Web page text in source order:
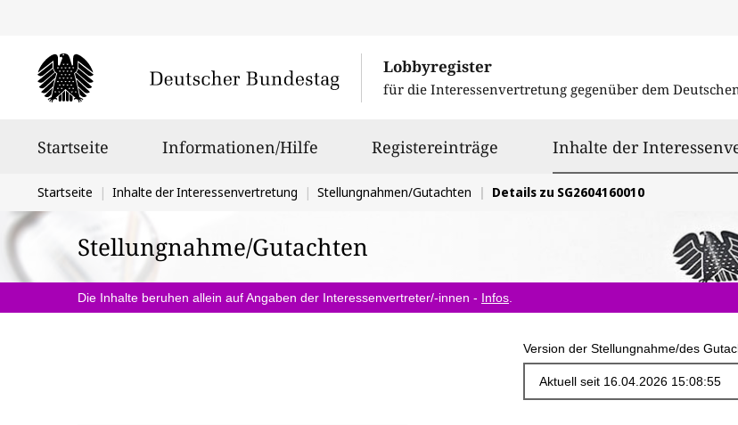
Lobbyregister
für die Interessenvertretung gegenüber dem
Startseite Informationen/Hilfe Registereinträge Inhalte der
Sie
befinden
sich
hier:
Startseite Inhalte der Interessenvertretung Stellungnahmen/Gutachten Details zu SG2604160010
Stellungnahme/Gutachten
Die Inhalte beruhen allein auf Angaben der Interessenvertreter/-innen - Infos
Version der Stellungnahme/des